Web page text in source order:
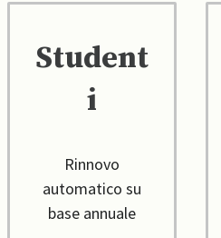
Student
i
Rinnovo
automatico su
base annuale